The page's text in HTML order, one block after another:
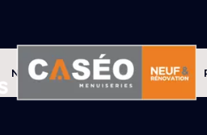
NOS PRODUITS CONSEILS